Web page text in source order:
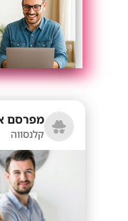
מפרסם
קלנסווה